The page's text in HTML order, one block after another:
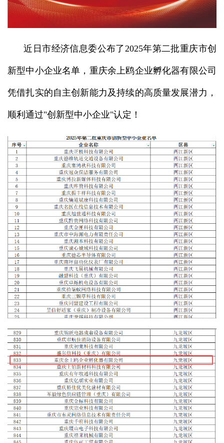
近日市经济信息委公布了2025年第二批重庆市创
新型中小企业名单，重庆余上鸥企业孵化器有限公司
凭借扎实的自主创新能力及持续的高质量发展潜力，
顺利通过"创新型中小企业"认定！